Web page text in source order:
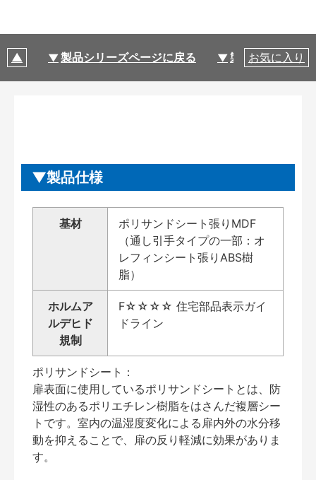
製品シリーズページに戻る 製品仕様
お気に入り
製品仕様
基材
ポリサンドシート張りMDF
（通し引手タイプの一部：オ
レフィンシート張りABS樹
脂）
ホルムア
ルデヒド
規制
F☆☆☆☆ 住宅部品表示ガイ
ドライン
ポリサンドシート：
扉表面に使用しているポリサンドシートとは、防
湿性のあるポリエチレン樹脂をはさんだ複層シー
トです。室内の温湿度変化による扉内外の水分移
動を抑えることで、扉の反り軽減に効果がありま
す。